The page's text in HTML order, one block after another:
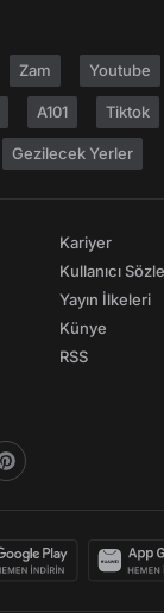
Zam Youtube
A101 Tiktok
Gezilecek Yerler
Kariyer
Kullanıcı
Yayın İlkeleri
Künye
RSS